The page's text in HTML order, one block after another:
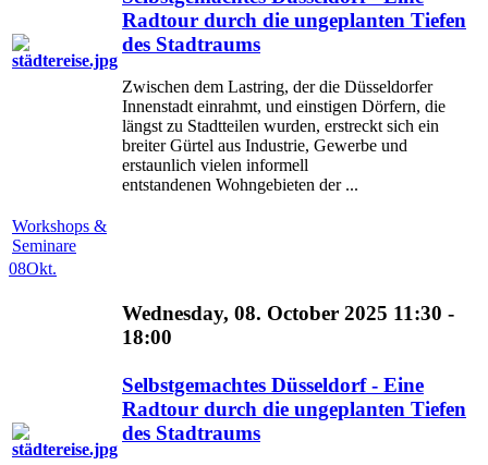
Radtour durch die ungeplanten Tiefen
des Stadtraums
Zwischen dem Lastring, der die Düsseldorfer
Innenstadt einrahmt, und einstigen Dörfern, die
längst zu Stadtteilen wurden, erstreckt sich ein
breiter Gürtel aus Industrie, Gewerbe und
erstaunlich vielen informell
entstandenen Wohngebieten der ...
Workshops &
Seminare
08Okt.
Wednesday, 08. October 2025 11:30 -
18:00
Selbstgemachtes Düsseldorf - Eine
Radtour durch die ungeplanten Tiefen
des Stadtraums